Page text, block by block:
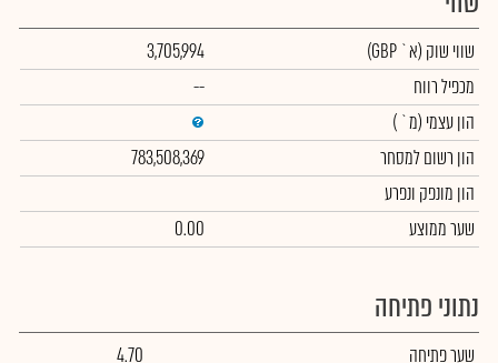
שווי שוק (א` GBP)
3,705,994
מכפיל רווח
--
הון עצמי (מ` )
הון רשום למסחר
783,508,369
הון מונפק ונפרע
שער ממוצע
0.00
נתוני פתיחה
שער פתיחה 4.70